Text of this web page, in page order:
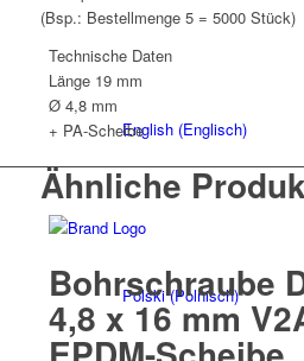
English(Englisch)
Polski(Polnisch)
GL
PA-
Scheibe
Menge
(Bsp.: Bestellmenge 5 = 5000 Stück)
Technische Daten
Länge 19 mm
Ø 4,8 mm
+ PA-Scheibe
Ähnliche
Bohrschraube
4,8 x 16 mm